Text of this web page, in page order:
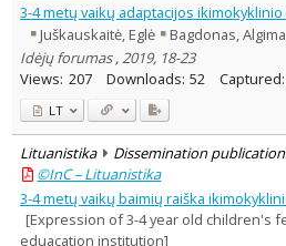
Lithuanian place names
Subject
Journal
3-4 metų vaikų adaptacijos
Juškauskaitė, Eglė
Bagdonas,
Idėjų forumas , 2019, 18-23
Views: 207 Downloads: 52 Captured:
LT
Lituanistika Dissemination
©InC – Lituanistika
3-4 metų vaikų baimių raiška
[Expression of 3-4 year old children's
eduacation institution]